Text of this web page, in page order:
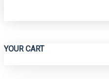
YOUR CART